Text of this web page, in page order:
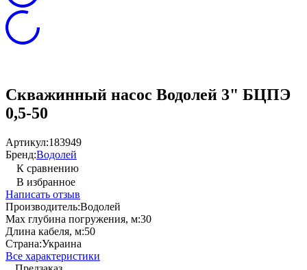
Скважинный насос Водолей 3" БЦПЭ
0,5-50
Артикул:183949
Бренд:Водолей
К сравнению
В избранное
Написать отзыв
Производитель:Водолей
Max глубина погружения, м:30
Длина кабеля, м:50
Страна:Украина
Все характеристики